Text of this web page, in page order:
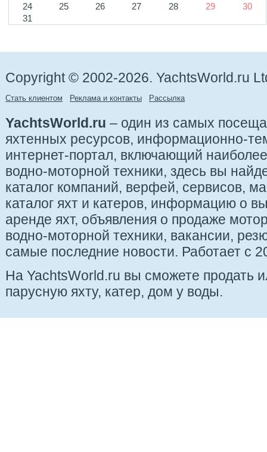
24
25 26 27 28 29
30
31
Copyright © 2002-2026. YachtsWorld.ru
Стать клиентом Реклама и контакты Рассылка
YachtsWorld.ru – один из самых
яхтенных ресурсов, информационно-
интернет-портал, включающий
водно-моторной техники, здесь вы
каталог компаний, верфей, сервисов,
каталог яхт и катеров, информацию о
аренде яхт, объявления о продаже
водно-моторной техники, вакансии,
самые последние новости. Работает с
На YachtsWorld.ru вы сможете продать
парусную яхту, катер, дом у воды.